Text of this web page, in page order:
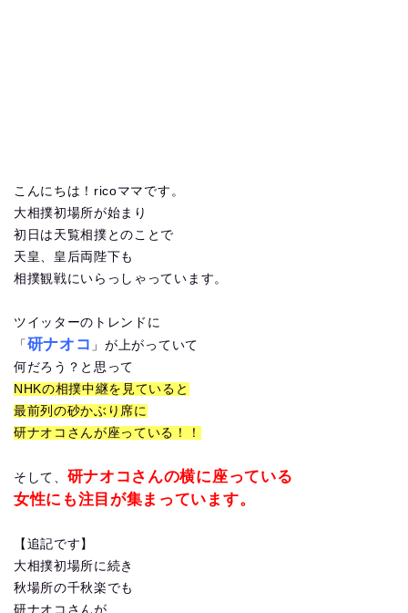
こんにちは！ricoママです。
大相撲初場所が始まり
初日は天覧相撲とのことで
天皇、皇后両陛下も
相撲観戦にいらっしゃっています。
ツイッターのトレンドに
「 研ナオコ 」が上がっていて
何だろう？と思って
NHKの相撲中継を見ていると
最前列の砂かぶり席に
研ナオコさんが座っている！！
そして、 研ナオコさんの横に座っている
女性にも注目が集まっています。
【追記です】
大相撲初場所に続き
秋場所の千秋楽でも
研ナオコさんが